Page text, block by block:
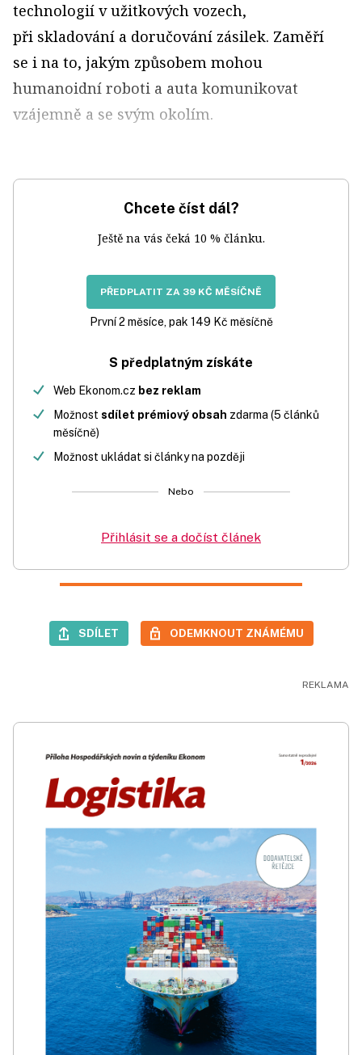
technologií v užitkových vozech,
při skladování a doručování zásilek. Zaměří
se i na to, jakým způsobem mohou
humanoidní roboti a auta komunikovat
vzájemně a se svým okolím.
Chcete číst dál?
Ještě na vás čeká 10 % článku.
PŘEDPLATIT ZA 39 KČ MĚSÍČNĚ
První 2 měsíce, pak 149 Kč měsíčně
S předplatným získáte
Web Ekonom.cz bez reklam
Možnost sdílet prémiový obsah zdarma (5 článků
měsíčně)
Možnost ukládat si články na později
Nebo
Přihlásit se a dočíst článek
SDÍLET ODEMKNOUT ZNÁMÉMU